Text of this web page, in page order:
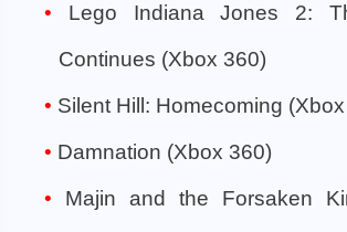
Lego Indiana Jones 2:
Continues (Xbox 360)
Silent Hill: Homecoming
Damnation (Xbox 360)
Majin and the Forsaken